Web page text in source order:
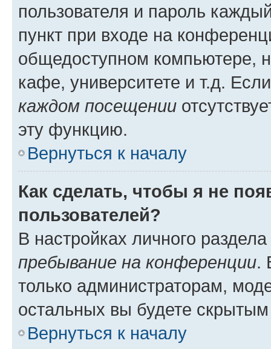
пользователя и пароль
пункт при входе на
общедоступном компьютере,
кафе, университете и т.д.
каждом посещении
эту функцию.
Вернуться к началу
Как сделать, чтобы я не
пользователей?
В настройках личного
пребывание на конференции.
только администраторам,
остальных вы будете
Вернуться к началу